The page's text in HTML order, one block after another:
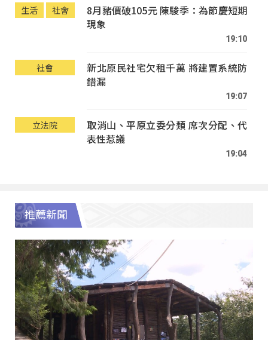
生活 社會
8月豬價破105元 陳駿季：為節慶短期
現象
19:10
社會
新北原民社宅欠租千萬 將建置系統防
錯漏
19:07
立法院
取消山、平原立委分類 席次分配、代
表性惹議
19:04
推薦新聞